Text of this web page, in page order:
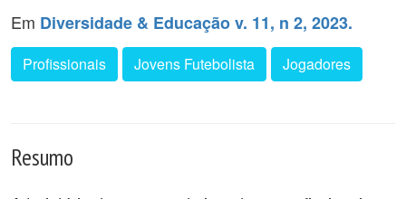
Em Diversidade & Educação v. 11, n 2, 2023.
Profissionais Jovens Futebolista Jogadores
Resumo